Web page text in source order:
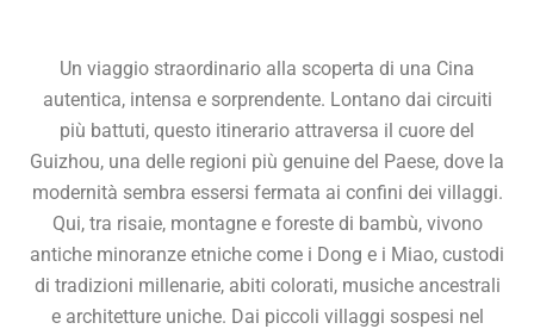
Un viaggio straordinario alla scoperta di una Cina
autentica, intensa e sorprendente. Lontano dai circuiti
più battuti, questo itinerario attraversa il cuore del
Guizhou, una delle regioni più genuine del Paese, dove la
modernità sembra essersi fermata ai confini dei villaggi.
Qui, tra risaie, montagne e foreste di bambù, vivono
antiche minoranze etniche come i Dong e i Miao, custodi
di tradizioni millenarie, abiti colorati, musiche ancestrali
e architetture uniche. Dai piccoli villaggi sospesi nel